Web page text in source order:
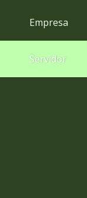
menu
para
Empresa
Servidor